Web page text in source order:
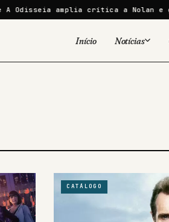
amplia crítica a Nolan e gera
Início Notícias
Quadrinhos
Famosos
Livros
Livros
CATÁLOGO